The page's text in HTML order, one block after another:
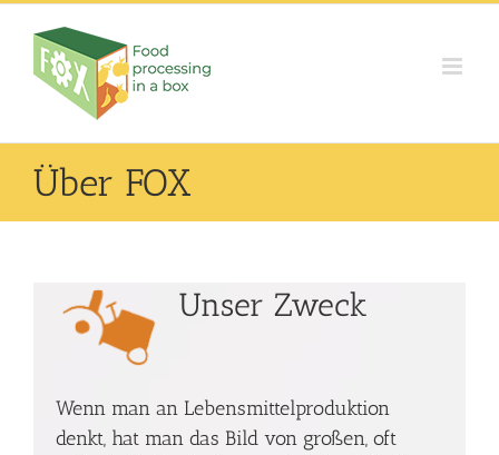
Skip
content
Über FOX
Unser Zweck
Wenn man an Lebensmittelproduktion
denkt, hat man das Bild von großen, oft